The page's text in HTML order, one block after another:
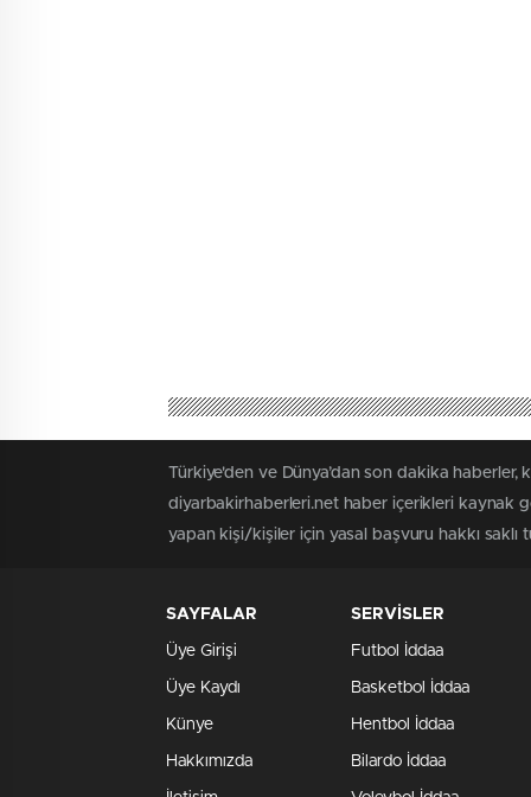
Türkiye'den ve Dünya’dan son dakika
diyarbakirhaberleri.net haber içerikleri kaynak
yapan kişi/kişiler için yasal başvuru hakkı
SAYFALAR
Üye Girişi
Üye Kaydı
Künye
Hakkımızda
SERVİSLER
Futbol İddaa
Basketbol İddaa
Hentbol İddaa
Bilardo İddaa